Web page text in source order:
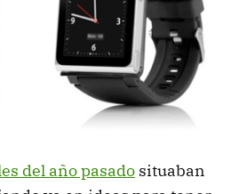
del año pasado situaban